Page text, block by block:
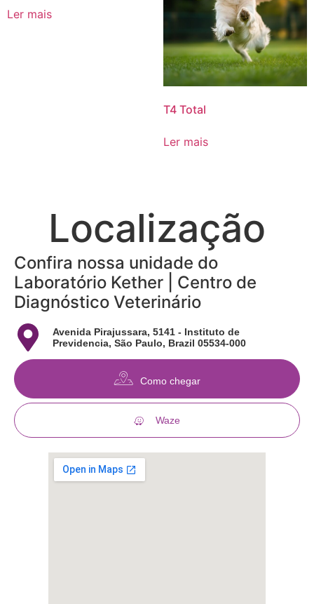
Ler mais
T4 Total
Ler mais
Localização
Confira nossa unidade do
Laboratório Kether | Centro de
Diagnóstico Veterinário
Avenida Pirajussara, 5141 - Instituto de
Previdencia, São Paulo, Brazil 05534-000
Como chegar
Waze